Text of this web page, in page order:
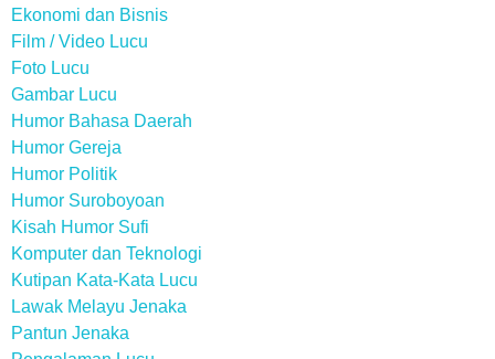
Ekonomi dan Bisnis
Film / Video Lucu
Foto Lucu
Gambar Lucu
Humor Bahasa Daerah
Humor Gereja
Humor Politik
Humor Suroboyoan
Kisah Humor Sufi
Komputer dan Teknologi
Kutipan Kata-Kata Lucu
Lawak Melayu Jenaka
Pantun Jenaka